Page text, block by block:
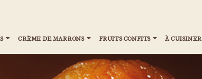
CRÈME DE MARRONS FRUITS CONFITS À CUISINER